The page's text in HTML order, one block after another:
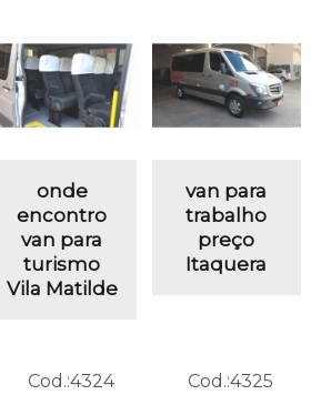
onde
encontro
van para
turismo
Vila Matilde
van para
trabalho
preço
Itaquera
Cod.:4324 Cod.:4325